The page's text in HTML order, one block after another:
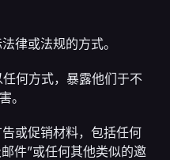
律或法规的方式。
何方式，暴露他们于不
。
或促销材料，包括任何
件”或任何其他类似的邀